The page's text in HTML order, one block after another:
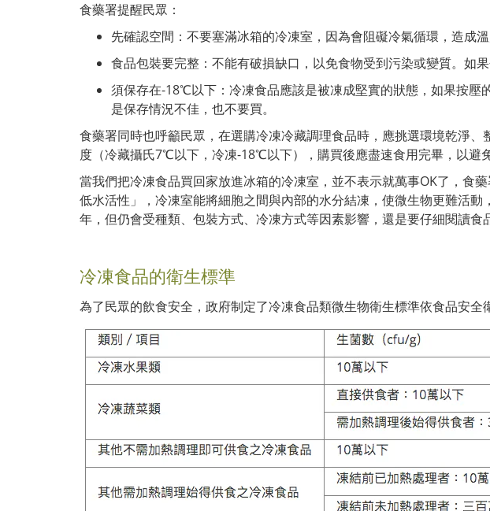
食藥署提醒民眾：
先確認空間：不要塞滿冰箱的冷凍室，因為會阻礙冷氣循環，造成溫
食品包裝要完整：不能有破損缺口，以免食物受到污染或變質。如
須保存在-18℃以下：冷凍食品應該是被凍成堅實的狀態，如果按
是保存情況不佳，也不要買。
食藥署同時也呼籲民眾，在選購冷凍冷藏調理食品時，應挑選環境乾淨
度（冷藏攝氏7℃以下，冷凍-18℃以下），購買後應盡速食用完畢，以避
當我們把冷凍食品買回家放進冰箱的冷凍室，並不表示就萬事OK了，食
低水活性」，冷凍室能將細胞之間與內部的水分結凍，使微生物更難活
年，但仍會受種類、包裝方式、冷凍方式等因素影響，還是要仔細閱讀食
冷凍食品的衛生標準
為了民眾的飲食安全，政府制定了冷凍食品類微生物衛生標準依食品安全